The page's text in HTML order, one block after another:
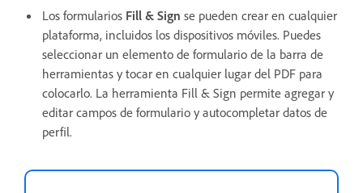
Los formularios Fill & Sign se pueden crear en cualquier
plataforma, incluidos los dispositivos móviles. Puedes
seleccionar un elemento de formulario de la barra de
herramientas y tocar en cualquier lugar del PDF para
colocarlo. La herramienta Fill & Sign permite agregar y
editar campos de formulario y autocompletar datos de
perfil.